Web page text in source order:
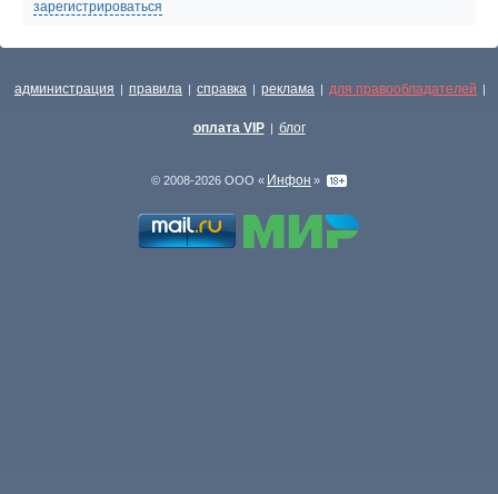
зарегистрироваться
администрация | правила | справка | реклама | для правообладателей |
оплата VIP | блог
© 2008-2026 ООО « Инфон »